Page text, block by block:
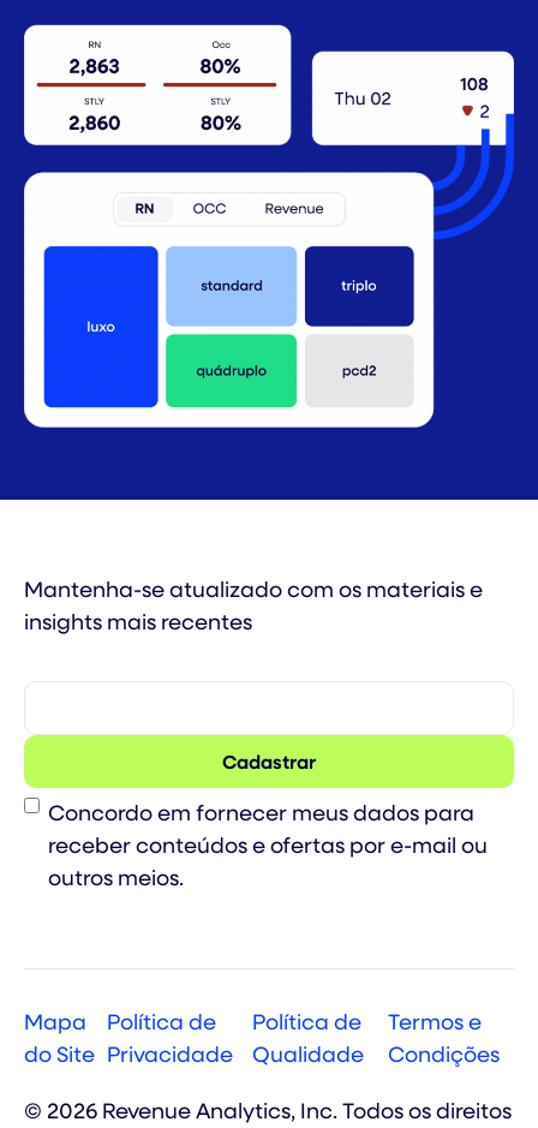
Mantenha-se atualizado com os materiais e
insights mais recentes
Consent
Concordo em fornecer meus dados para
receber conteúdos e ofertas por e-mail ou
outros meios.
© 2026 Revenue Analytics, Inc. Todos os direitos
Mapa
do Site
Política de
Privacidade
Política de
Qualidade
Termos e
Condições